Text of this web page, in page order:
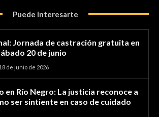
Puede interesarte
Jornada de castración gratuita en
20 de junio
18 de junio de 2026
en Río Negro: La justicia reconoce a
ser sintiente en caso de cuidado